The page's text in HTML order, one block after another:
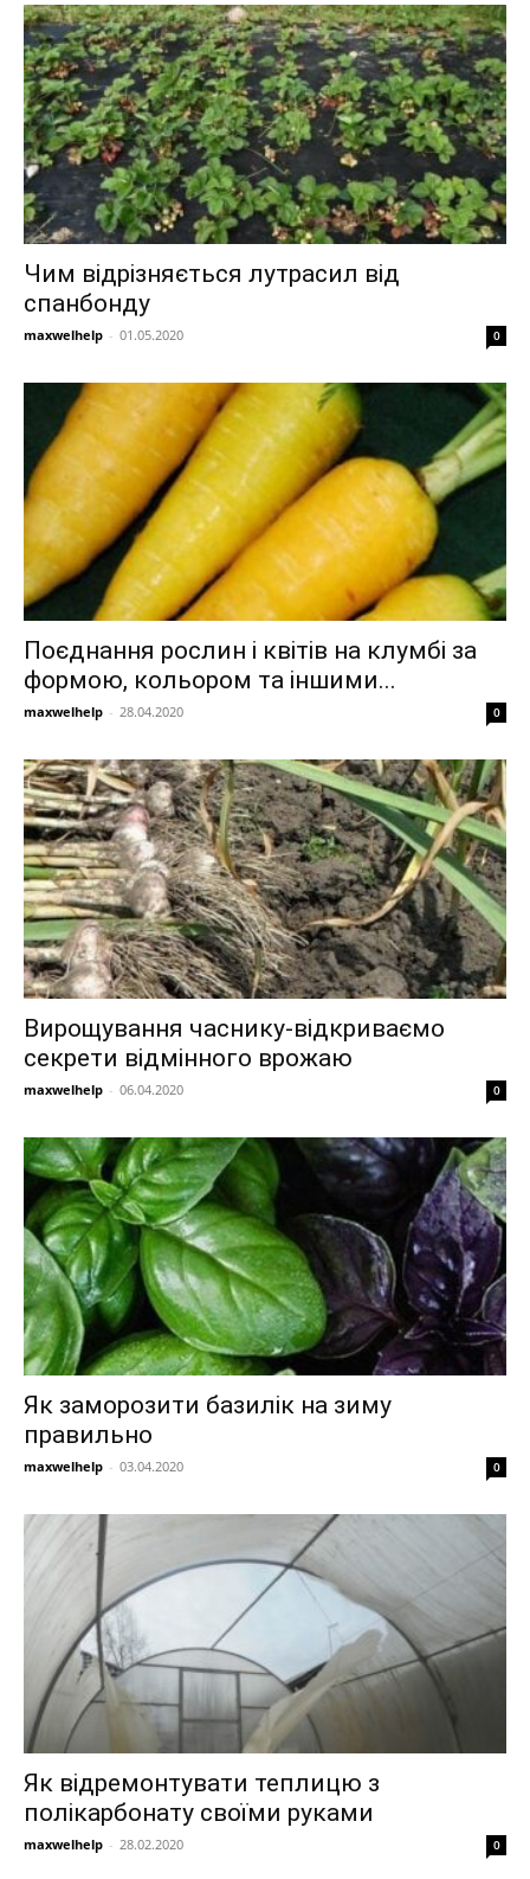
Чим відрізняється лутрасил від
спанбонду
maxwelhelp - 01.05.2020 0
Поєднання рослин і квітів на клумбі за
формою, кольором та іншими...
maxwelhelp - 28.04.2020 0
Вирощування часнику-відкриваємо
секрети відмінного врожаю
maxwelhelp - 06.04.2020 0
Як заморозити базилік на зиму
правильно
maxwelhelp - 03.04.2020 0
Як відремонтувати теплицю з
полікарбонату своїми руками
maxwelhelp - 28.02.2020 0